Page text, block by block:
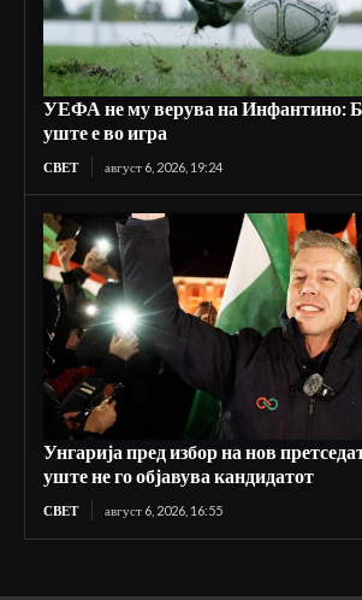
УЕФА не му верува на Инфантино:
уште е во игра
СВЕТ август 6, 2026, 19:24
Унгарија пред избор на нов
уште не го објавува кандидатот
СВЕТ август 6, 2026, 16:55